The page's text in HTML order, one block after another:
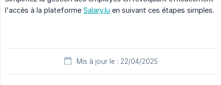
l'accès à la plateforme Salary.lu en suivant ces étapes simples.
Mis à jour le : 22/04/2025